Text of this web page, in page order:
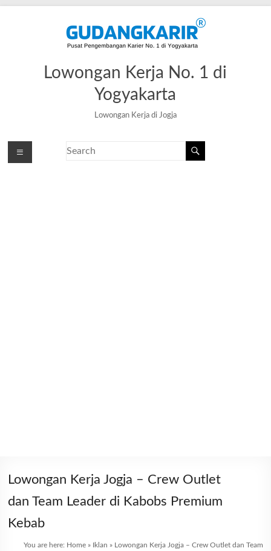
Lowongan Kerja No. 1 di
Yogyakarta
Lowongan Kerja di Jogja
Lowongan Kerja Jogja – Crew Outlet
dan Team Leader di Kabobs Premium
Kebab
You are here: Home» Iklan » Lowongan Kerja Jogja – Crew Outlet dan Team